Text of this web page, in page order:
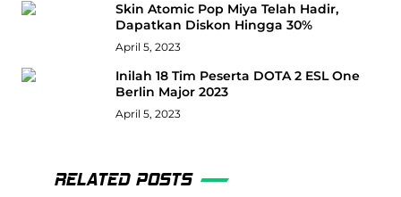
Skin Atomic Pop Miya Telah Hadir,
Dapatkan Diskon Hingga 30%
April 5, 2023
Inilah 18 Tim Peserta DOTA 2 ESL One
Berlin Major 2023
April 5, 2023
RELATED POSTS